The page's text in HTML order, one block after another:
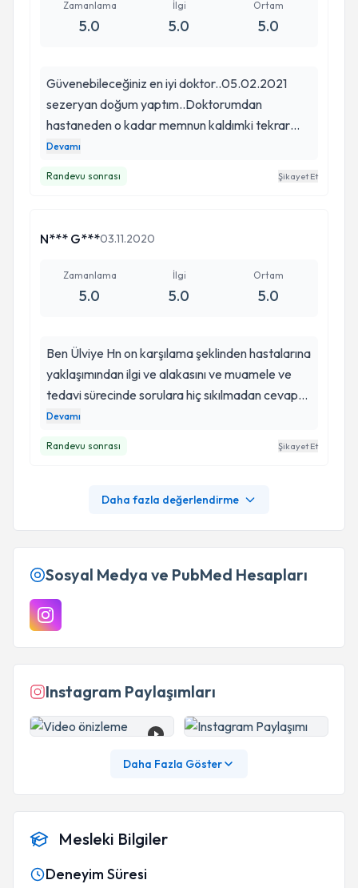
Zamanlama
5.0
İlgi
5.0
Ortam
5.0
Güvenebileceğiniz en iyi doktor..05.02.2021
sezeryan doğum yaptım..Doktorumdan
hastaneden o kadar memnun kaldımki tekrar
doğumumda yine ülviye hnm tercih
Devamı
Randevu sonrası Şikayet Et
N*** G***03.11.2020
Zamanlama
5.0
İlgi
5.0
Ortam
5.0
Ben Ülviye Hn on karşılama şeklinden hastalarına
yaklaşımından ilgi ve alakasını ve muamele ve
tedavi sürecinde sorulara hiç sıkılmadan cevap
veren başka bit doktorda görmediğimilgiyi
olan herşeyi hakkettiğini düşünüyorum
Devamı
Randevu sonrası Şikayet Et
Daha fazla değerlendirme
Sosyal Medya ve PubMed Hesapları
Instagram Paylaşımları
Daha Fazla Göster
Mesleki Bilgiler
Deneyim Süresi